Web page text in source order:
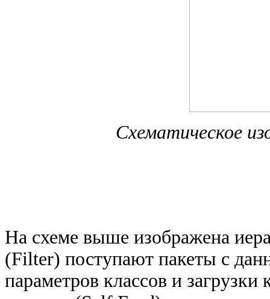
Схематическое
На схеме выше изображена
(Filter) поступают пакеты с
параметров классов и